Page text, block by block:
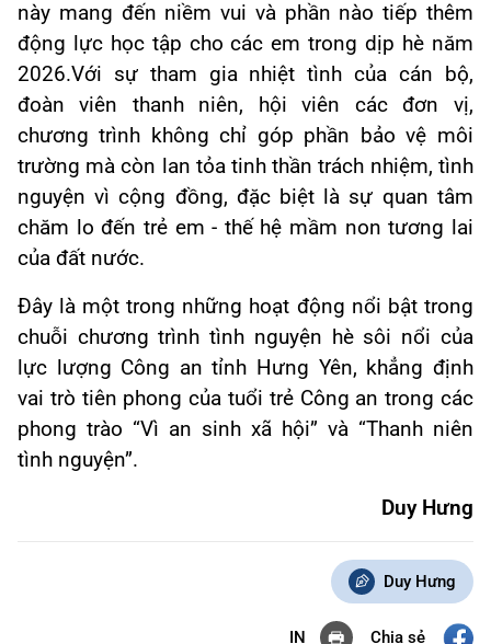
này mang đến niềm vui và phần nào tiếp thêm
động lực học tập cho các em trong dịp hè năm
2026.Với sự tham gia nhiệt tình của cán bộ,
đoàn viên thanh niên, hội viên các đơn vị,
chương trình không chỉ góp phần bảo vệ môi
trường mà còn lan tỏa tinh thần trách nhiệm, tình
nguyện vì cộng đồng, đặc biệt là sự quan tâm
chăm lo đến trẻ em - thế hệ mầm non tương lai
của đất nước.
Đây là một trong những hoạt động nổi bật trong
chuỗi chương trình tình nguyện hè sôi nổi của
lực lượng Công an tỉnh Hưng Yên, khẳng định
vai trò tiên phong của tuổi trẻ Công an trong các
phong trào “Vì an sinh xã hội” và “Thanh niên
tình nguyện”.
Duy Hưng
Duy Hưng
IN Chia sẻ